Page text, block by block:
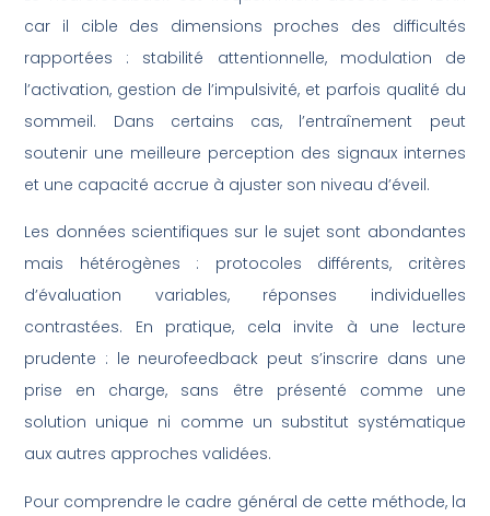
car il cible des dimensions proches des difficultés
rapportées : stabilité attentionnelle, modulation de
l’activation, gestion de l’impulsivité, et parfois qualité du
sommeil. Dans certains cas, l’entraînement peut
soutenir une meilleure perception des signaux internes
et une capacité accrue à ajuster son niveau d’éveil.
Les données scientifiques sur le sujet sont abondantes
mais hétérogènes : protocoles différents, critères
d’évaluation variables, réponses individuelles
contrastées. En pratique, cela invite à une lecture
prudente : le neurofeedback peut s’inscrire dans une
prise en charge, sans être présenté comme une
solution unique ni comme un substitut systématique
aux autres approches validées.
Pour comprendre le cadre général de cette méthode, la